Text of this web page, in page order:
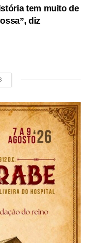
tem muito de
diz